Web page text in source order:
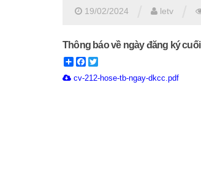
19/02/2024 letv
Thông báo về ngày đăng ký
ShareFacebook
cv-212-hose-tb-ngay-dkcc.pdf